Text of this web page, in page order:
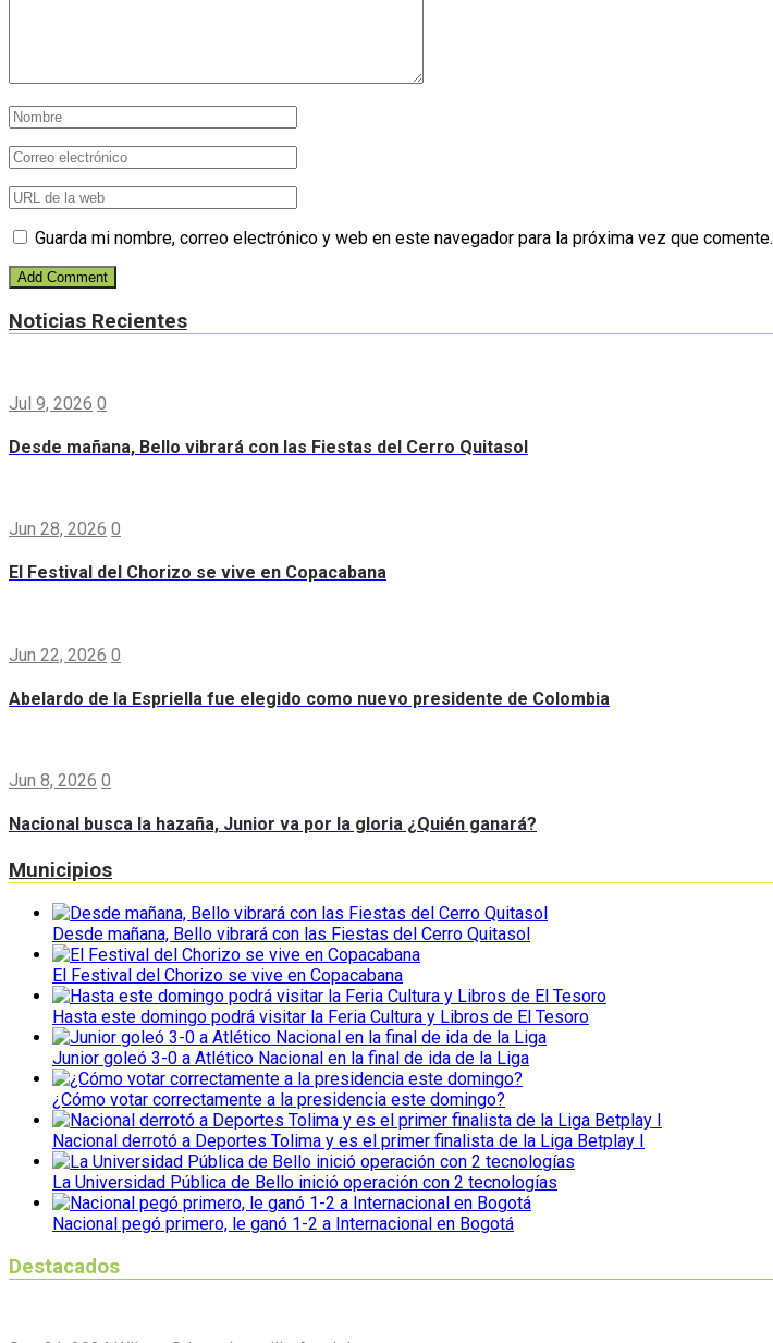
Guarda mi nombre, correo electrónico y web en este navegador para la próxima vez que comente.
Noticias Recientes
Jul 9, 2026 0
Desde mañana, Bello vibrará con las Fiestas del Cerro Quitasol
Jun 28, 2026 0
El Festival del Chorizo se vive en Copacabana
Jun 22, 2026 0
Abelardo de la Espriella fue elegido como nuevo presidente de Colombia
Jun 8, 2026 0
Nacional busca la hazaña, Junior va por la gloria ¿Quién ganará?
Municipios
Desde mañana, Bello vibrará con las Fiestas del Cerro Quitasol
El Festival del Chorizo se vive en Copacabana
Hasta este domingo podrá visitar la Feria Cultura y Libros de El Tesoro
Junior goleó 3-0 a Atlético Nacional en la final de ida de la Liga
¿Cómo votar correctamente a la presidencia este domingo?
Nacional derrotó a Deportes Tolima y es el primer finalista de la Liga Betplay I
La Universidad Pública de Bello inició operación con 2 tecnologías
Nacional pegó primero, le ganó 1-2 a Internacional en Bogotá
Destacados